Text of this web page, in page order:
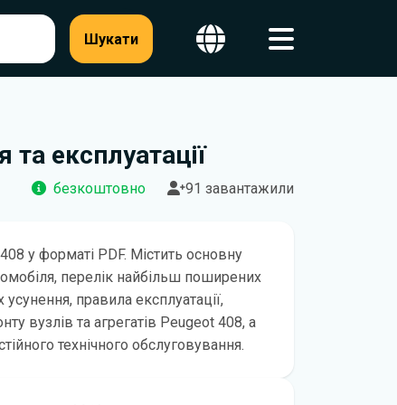
Шукати
експлуатації
безкоштовно 91 завантажили
у форматі PDF. Містить основну
перелік найбільш поширених
усунення, правила експлуатації,
вузлів та агрегатів Peugeot 408, а
технічного обслуговування.